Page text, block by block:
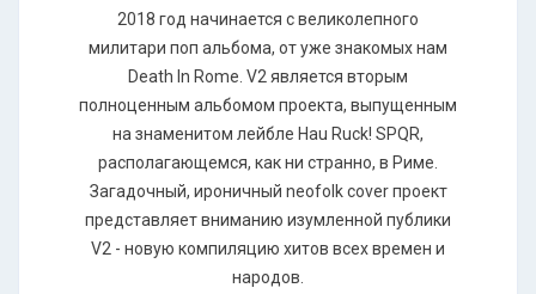
2018 год начинается с великолепного
милитари поп альбома, от уже знакомых нам
Death In Rome. V2 является вторым
полноценным альбомом проекта, выпущенным
на знаменитом лейбле Hau Ruck! SPQR,
располагающемся, как ни странно, в Риме.
Загадочный, ироничный neofolk cover проект
представляет вниманию изумленной публики
V2 - новую компиляцию хитов всех времен и
народов.